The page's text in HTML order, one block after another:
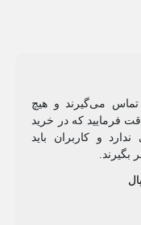
تماس می‌گیرند و هیچ
فرمایید که در خرید
و کاربران باید
بگیرند.